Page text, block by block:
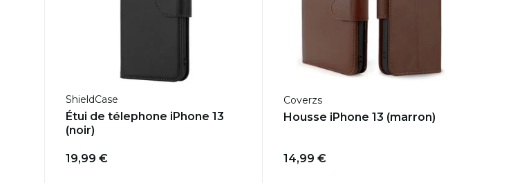
ShieldCase
Étui de télephone iPhone 13
(noir)
19,99 €
Coverzs
Housse iPhone 13 (marron)
14,99 €